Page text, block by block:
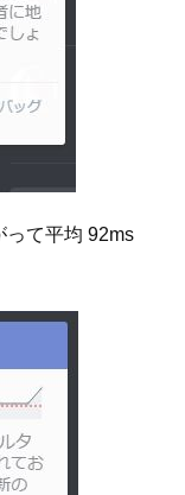
って平均 92ms